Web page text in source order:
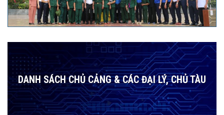
DANH SÁCH CHỦ CẢNG & CÁC ĐẠI LÝ, CHỦ TÀU